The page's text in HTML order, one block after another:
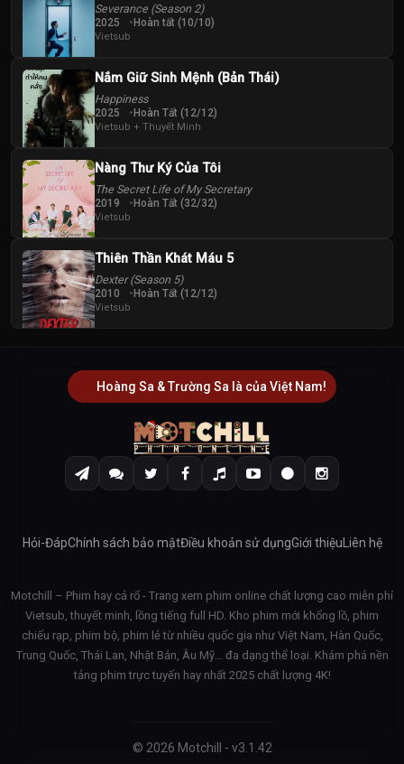
Severance (Season 2)
2025 Hoàn tất (10/10)
Vietsub
Nắm Giữ Sinh Mệnh (Bản Thái)
Happiness
2025 Hoàn Tất (12/12)
Vietsub + Thuyết Minh
Nàng Thư Ký Của Tôi
The Secret Life of My Secretary
2019 Hoàn Tất (32/32)
Vietsub
Thiên Thần Khát Máu 5
Dexter (Season 5)
2010 Hoàn Tất (12/12)
Vietsub
Hoàng Sa & Trường Sa là của Việt Nam!
Hỏi-ĐápChính sách bảo mậtĐiều khoản sử dụngGiới thiệuLiên hệ
Motchill – Phim hay cả rổ - Trang xem phim online chất lượng cao miễn phí
Vietsub, thuyết minh, lồng tiếng full HD. Kho phim mới khổng lồ, phim
chiếu rạp, phim bộ, phim lẻ từ nhiều quốc gia như Việt Nam, Hàn Quốc,
Trung Quốc, Thái Lan, Nhật Bản, Âu Mỹ… đa dạng thể loại. Khám phá nền
tảng phim trực tuyến hay nhất 2025 chất lượng 4K!
© 2026 Motchill - v3.1.42